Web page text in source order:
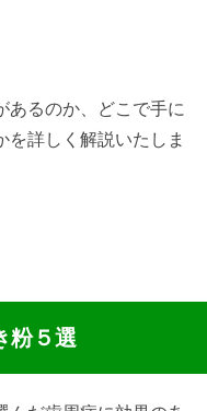
あるのか、どこで手に
を詳しく解説いたしま
粉５選